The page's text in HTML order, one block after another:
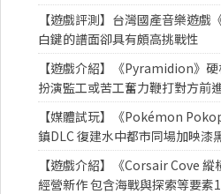
【遊戲評測】台灣國產音樂遊戲
白鍵的譜面卻具有頗高挑戰性
【遊戲介紹】《Pyramidion》
扮演監工或苦工奮力鞭打對方前
【媒體試玩】《Pokémon
鎮DLC 復建水中都市同場加映漆
【遊戲介紹】《Corsair Cove
經營新作 包含海戰與探索等要素